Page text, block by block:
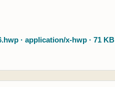
· application/x-hwp · 71 KB